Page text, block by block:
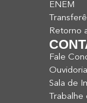
ENEM
Retorno
Fale
Ouvidoria
Sala de